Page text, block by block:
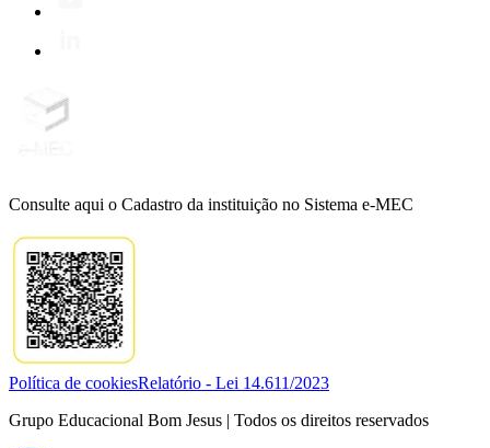
Consulte aqui o Cadastro da instituição no Sistema e-MEC
Política de cookiesRelatório - Lei 14.611/2023
Grupo Educacional Bom Jesus | Todos os direitos reservados